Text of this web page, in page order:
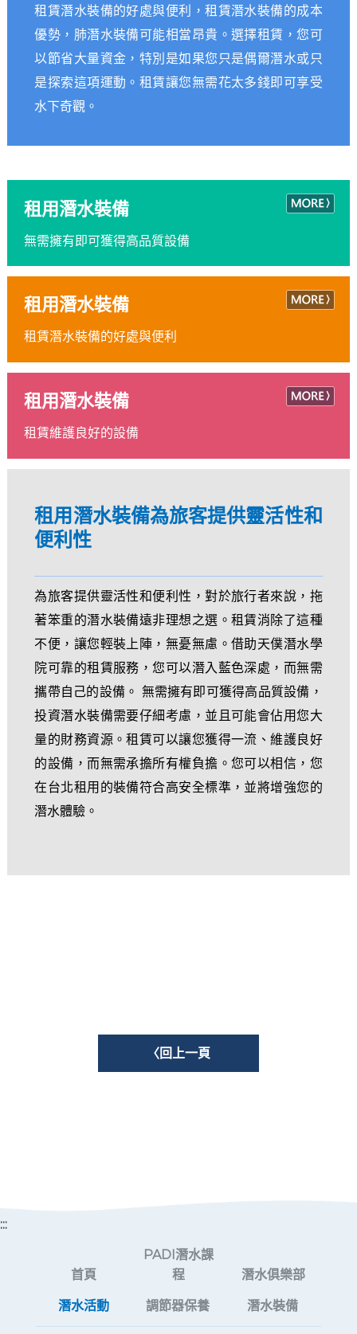
租賃潛水裝備的好處與便利，租賃潛水裝備的成本
優勢，肺潛水裝備可能相當昂貴。選擇租賃，您可
以節省大量資金，特別是如果您只是偶爾潛水或只
是探索這項運動。租賃讓您無需花太多錢即可享受
水下奇觀。
租用潛水裝備
無需擁有即可獲得高品質設備
租用潛水裝備
租賃潛水裝備的好處與便利
租用潛水裝備
租賃維護良好的設備
租用潛水裝備為旅客提供靈活性和
便利性
為旅客提供靈活性和便利性，對於旅行者來說，拖
著笨重的潛水裝備遠非理想之選。租賃消除了這種
不便，讓您輕裝上陣，無憂無慮。借助天僕潛水學
院可靠的租賃服務，您可以潛入藍色深處，而無需
攜帶自己的設備。 無需擁有即可獲得高品質設備，
投資潛水裝備需要仔細考慮，並且可能會佔用您大
量的財務資源。租賃可以讓您獲得一流、維護良好
的設備，而無需承擔所有權負擔。您可以相信，您
在台北租用的裝備符合高安全標準，並將增強您的
潛水體驗。
〈回上一頁
:::
首頁
PADI潛水課
程
潛水俱樂部
潛水活動 調節器保養 潛水裝備